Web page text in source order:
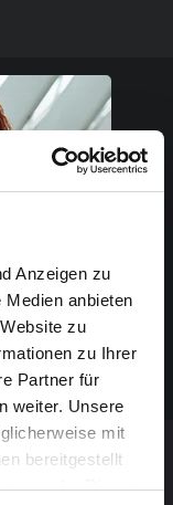
Anzeigen zu
anbieten
zu
zu Ihrer
Partner für
weiter. Unsere
mit
bereitgestellt
der Dienste